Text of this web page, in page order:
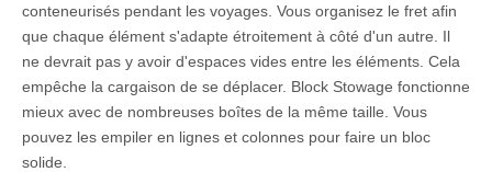
conteneurisés pendant les voyages. Vous organisez le fret afin
que chaque élément s'adapte étroitement à côté d'un autre. Il
ne devrait pas y avoir d'espaces vides entre les éléments. Cela
empêche la cargaison de se déplacer. Block Stowage fonctionne
mieux avec de nombreuses boîtes de la même taille. Vous
pouvez les empiler en lignes et colonnes pour faire un bloc
solide.